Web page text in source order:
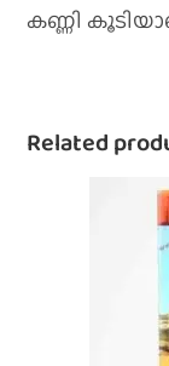
കണ്ണി
Related